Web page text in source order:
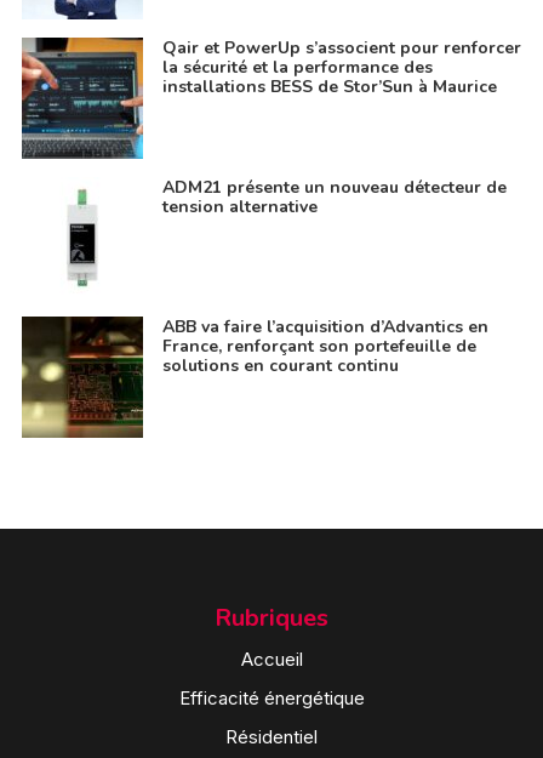
Qair et PowerUp s’associent pour renforcer
la sécurité et la performance des
installations BESS de Stor’Sun à Maurice
ADM21 présente un nouveau détecteur de
tension alternative
ABB va faire l’acquisition d’Advantics en
France, renforçant son portefeuille de
solutions en courant continu
Rubriques
Accueil
Efficacité énergétique
Résidentiel